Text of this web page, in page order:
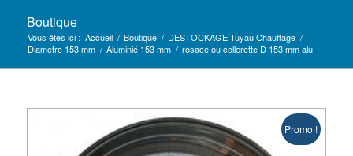
Boutique
Vous êtes ici : Accueil / Boutique / DESTOCKAGE Tuyau Chauffage /
Diametre 153 mm / Aluminié 153 mm / rosace ou collerette D 153 mm alu
Promo !